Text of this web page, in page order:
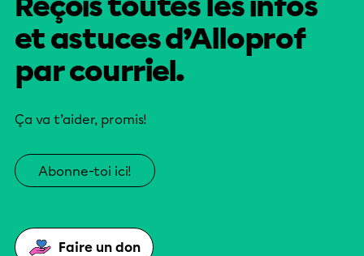
et astuces d’Alloprof
par courriel.
Ça va t’aider, promis!
Abonne-toi ici!
Faire un don